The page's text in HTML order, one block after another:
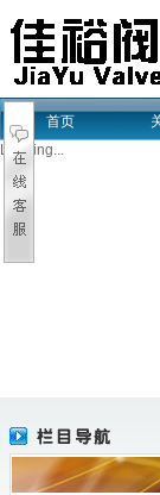
首页
Loading...